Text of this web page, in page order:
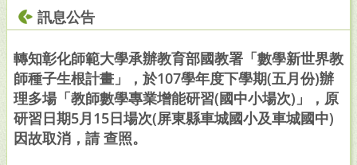
訊息公告
轉知彰化師範大學承辦教育部國教署「數學新世界教
師種子生根計畫」，於107學年度下學期(五月份)辦
理多場「教師數學專業增能研習(國中小場次)」，原
研習日期5月15日場次(屏東縣車城國小及車城國中)
因故取消，請 查照。